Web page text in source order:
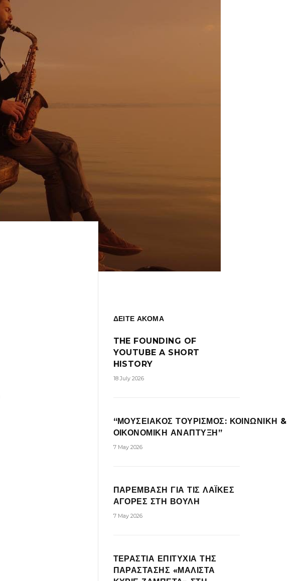
ΔΕΙΤΕ ΑΚΟΜΑ
THE FOUNDING OF
YOUTUBE A SHORT
HISTORY
18 July 2026
“ΜΟΥΣΕΙΑΚΟΣ ΤΟΥΡΙΣΜΟΣ: ΚΟΙΝΩΝΙΚΗ &
ΟΙΚΟΝΟΜΙΚΗ ΑΝΑΠΤΥΞΗ”
7 May 2026
ΠΑΡΕΜΒΑΣΗ ΓΙΑ ΤΙΣ ΛΑΪΚΕΣ
ΑΓΟΡΕΣ ΣΤΗ ΒΟΥΛΗ
7 May 2026
ΤΕΡΑΣΤΙΑ ΕΠΙΤΥΧΙΑ ΤΗΣ
ΠΑΡΑΣΤΑΣΗΣ «ΜΑΛΙΣΤΑ